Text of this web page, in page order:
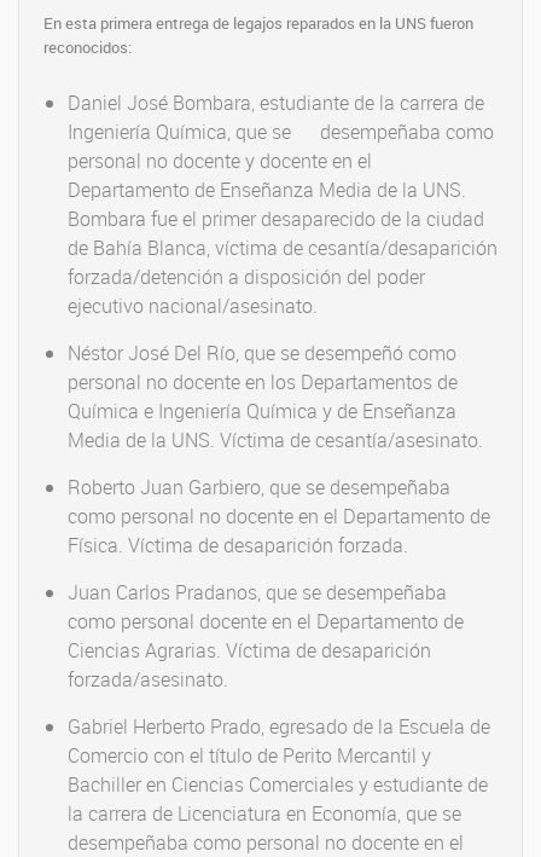
En esta primera entrega de legajos reparados en la UNS fueron
reconocidos:
Daniel José Bombara, estudiante de la carrera de
Ingeniería Química, que se desempeñaba como
personal no docente y docente en el
Departamento de Enseñanza Media de la UNS.
Bombara fue el primer desaparecido de la ciudad
de Bahía Blanca, víctima de cesantía/desaparición
forzada/detención a disposición del poder
ejecutivo nacional/asesinato.
Néstor José Del Río, que se desempeñó como
personal no docente en los Departamentos de
Química e Ingeniería Química y de Enseñanza
Media de la UNS. Víctima de cesantía/asesinato.
Roberto Juan Garbiero, que se desempeñaba
como personal no docente en el Departamento de
Física. Víctima de desaparición forzada.
Juan Carlos Pradanos, que se desempeñaba
como personal docente en el Departamento de
Ciencias Agrarias. Víctima de desaparición
forzada/asesinato.
Gabriel Herberto Prado, egresado de la Escuela de
Comercio con el título de Perito Mercantil y
Bachiller en Ciencias Comerciales y estudiante de
la carrera de Licenciatura en Economía, que se
desempeñaba como personal no docente en el